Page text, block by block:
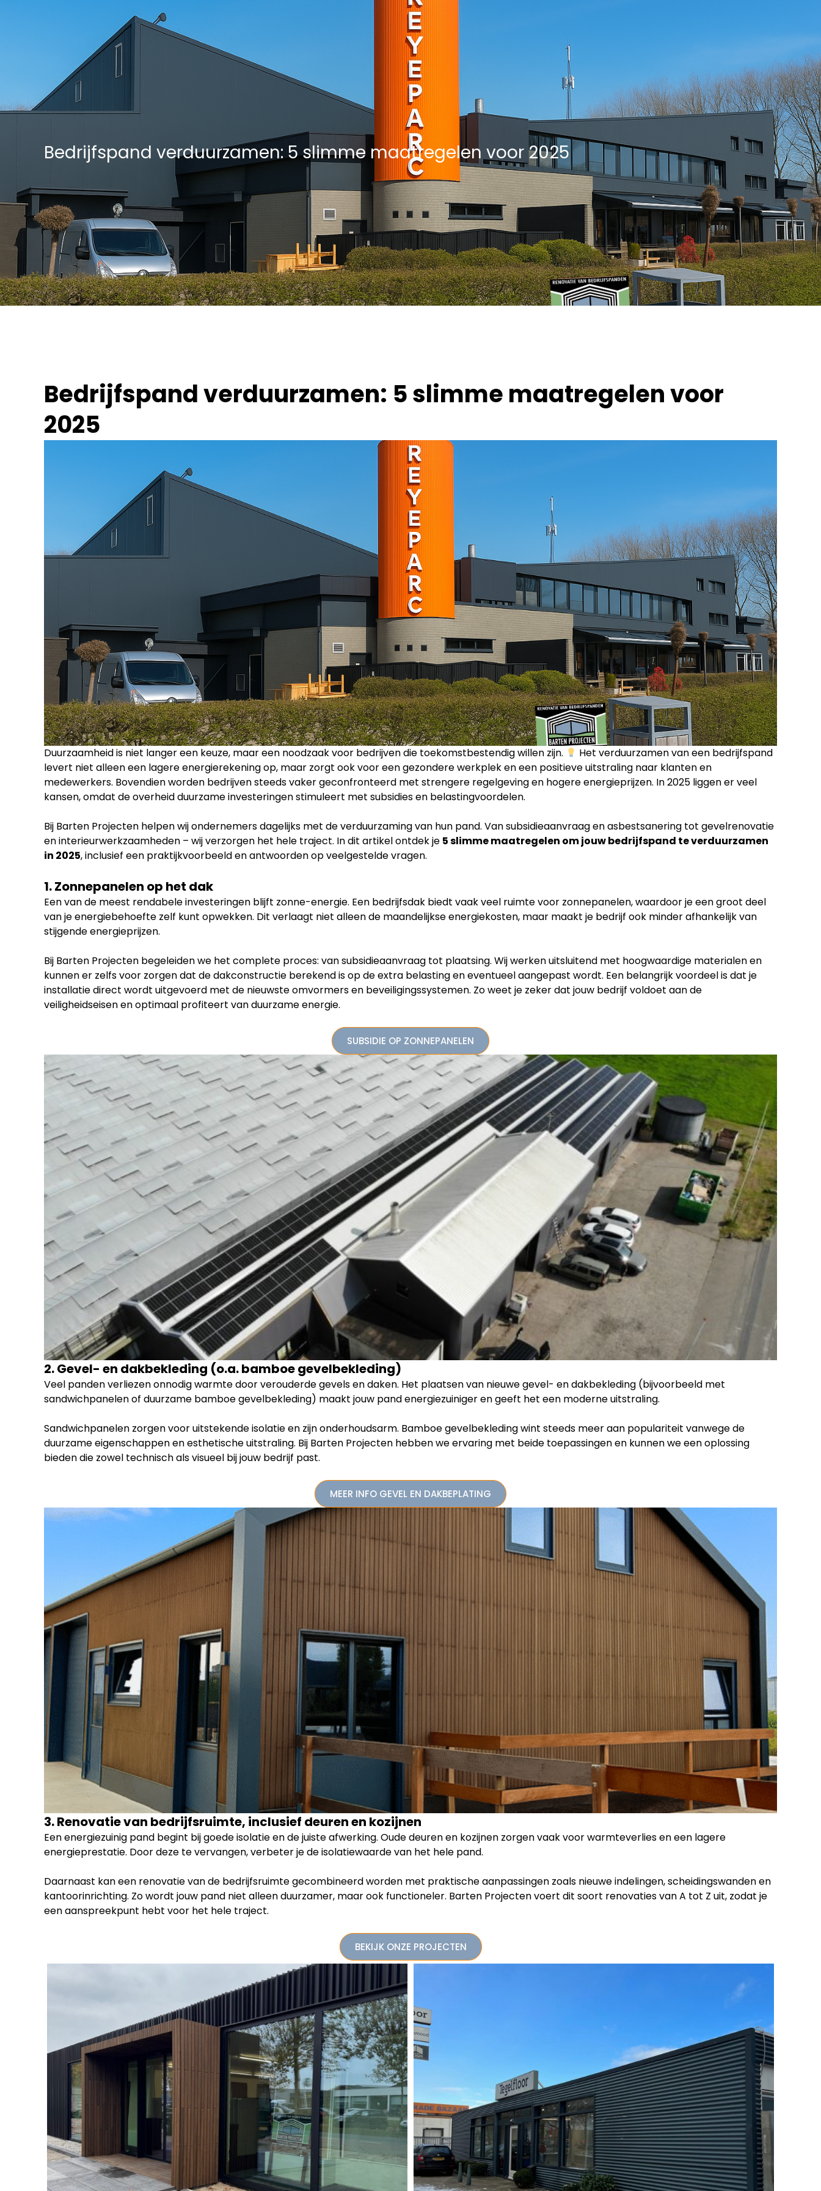
Asbest Bedrijfspand Renovatie Over ons
Bedrijfspand verduurzamen: 5 slimme maatregelen voor 2025
Bedrijfspand verduurzamen: 5 slimme maatregelen voor
2025
Duurzaamheid is niet langer een keuze, maar een noodzaak voor bedrijven die toekomstbestendig willen zijn.
Het verduurzamen van een bedrijfspand
levert niet alleen een lagere energierekening op, maar zorgt ook voor een gezondere werkplek en een positieve uitstraling naar klanten en
medewerkers. Bovendien worden bedrijven steeds vaker geconfronteerd met strengere regelgeving en hogere energieprijzen. In 2025 liggen er veel
kansen, omdat de overheid duurzame investeringen stimuleert met subsidies en belastingvoordelen.
Bij Barten Projecten helpen wij ondernemers dagelijks met de verduurzaming van hun pand. Van subsidieaanvraag en asbestsanering tot gevelrenovatie
en interieurwerkzaamheden – wij verzorgen het hele traject. In dit artikel ontdek je 5 slimme maatregelen om jouw bedrijfspand te verduurzamen
in 2025, inclusief een praktijkvoorbeeld en antwoorden op veelgestelde vragen.
1. Zonnepanelen op het dak
Een van de meest rendabele investeringen blijft zonne-energie. Een bedrijfsdak biedt vaak veel ruimte voor zonnepanelen, waardoor je een groot deel
van je energiebehoefte zelf kunt opwekken. Dit verlaagt niet alleen de maandelijkse energiekosten, maar maakt je bedrijf ook minder afhankelijk van
stijgende energieprijzen.
Bij Barten Projecten begeleiden we het complete proces: van subsidieaanvraag tot plaatsing. Wij werken uitsluitend met hoogwaardige materialen en
kunnen er zelfs voor zorgen dat de dakconstructie berekend is op de extra belasting en eventueel aangepast wordt. Een belangrijk voordeel is dat je
installatie direct wordt uitgevoerd met de nieuwste omvormers en beveiligingssystemen. Zo weet je zeker dat jouw bedrijf voldoet aan de
veiligheidseisen en optimaal profiteert van duurzame energie.
SUBSIDIE OP ZONNEPANELEN
2. Gevel- en dakbekleding (o.a. bamboe gevelbekleding)
Veel panden verliezen onnodig warmte door verouderde gevels en daken. Het plaatsen van nieuwe gevel- en dakbekleding (bijvoorbeeld met
sandwichpanelen of duurzame bamboe gevelbekleding) maakt jouw pand energiezuiniger en geeft het een moderne uitstraling.
Sandwichpanelen zorgen voor uitstekende isolatie en zijn onderhoudsarm. Bamboe gevelbekleding wint steeds meer aan populariteit vanwege de
duurzame eigenschappen en esthetische uitstraling. Bij Barten Projecten hebben we ervaring met beide toepassingen en kunnen we een oplossing
bieden die zowel technisch als visueel bij jouw bedrijf past.
MEER INFO GEVEL EN DAKBEPLATING
3. Renovatie van bedrijfsruimte, inclusief deuren en kozijnen
Een energiezuinig pand begint bij goede isolatie en de juiste afwerking. Oude deuren en kozijnen zorgen vaak voor warmteverlies en een lagere
energieprestatie. Door deze te vervangen, verbeter je de isolatiewaarde van het hele pand.
Daarnaast kan een renovatie van de bedrijfsruimte gecombineerd worden met praktische aanpassingen zoals nieuwe indelingen, scheidingswanden en
kantoorinrichting. Zo wordt jouw pand niet alleen duurzamer, maar ook functioneler. Barten Projecten voert dit soort renovaties van A tot Z uit, zodat je
een aanspreekpunt hebt voor het hele traject.
BEKIJK ONZE PROJECTEN